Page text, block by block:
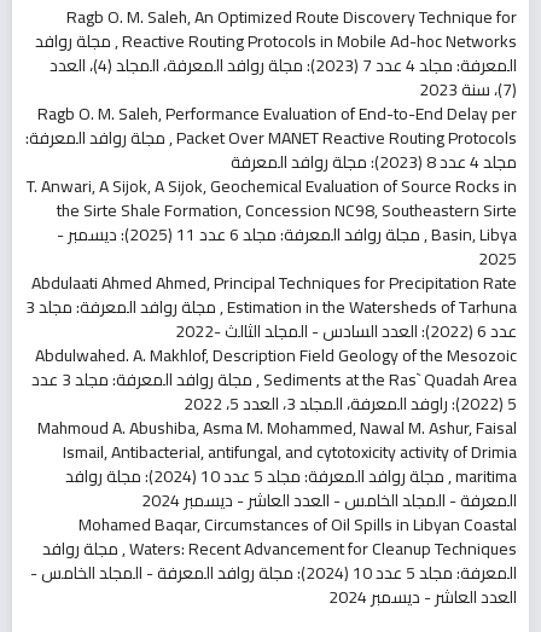
Ragb O. M. Saleh,An Optimized Route Discovery Technique for
Reactive Routing Protocols in Mobile Ad-hoc Networks
,مجلة روافد
المعرفة: مجلد 4 عدد 7 (2023): مجلة روافد المعرفة، المجلد (4)، العدد
(7)، سنة 2023
Ragb O. M. Saleh,Performance Evaluation of End-to-End Delay per
Packet Over MANET Reactive Routing Protocols
,مجلة روافد المعرفة:
مجلد 4 عدد 8 (2023): مجلة روافد المعرفة
T. Anwari, A Sijok, A Sijok,Geochemical Evaluation of Source Rocks in
the Sirte Shale Formation, Concession NC98, Southeastern Sirte
Basin, Libya
, مجلة روافد المعرفة: مجلد 6 عدد 11 (2025): ديسمبر -
2025
Abdulaati Ahmed Ahmed,Principal Techniques for Precipitation Rate
Estimation in the Watersheds of Tarhuna
, مجلة روافد المعرفة: مجلد 3
عدد 6 (2022): العدد السادس - المجلد الثالث -2022
Abdulwahed. A. Makhlof,Description Field Geology of the Mesozoic
Sediments at the Ras` Quadah Area
, مجلة روافد المعرفة: مجلد 3 عدد
5 (2022): راوفد المعرفة، المجلد 3، العدد 5، 2022
Mahmoud A. Abushiba, Asma M. Mohammed, Nawal M. Ashur, Faisal
Ismail,Antibacterial, antifungal, and cytotoxicity activity of Drimia
maritima
, مجلة روافد المعرفة: مجلد 5 عدد 10 (2024): مجلة روافد
المعرفة - المجلد الخامس - العدد العاشر - ديسمبر 2024
Mohamed Baqar,Circumstances of Oil Spills in Libyan Coastal
Waters: Recent Advancement for Cleanup Techniques
,مجلة روافد
المعرفة: مجلد 5 عدد 10 (2024): مجلة روافد المعرفة - المجلد الخامس -
العدد العاشر - ديسمبر 2024